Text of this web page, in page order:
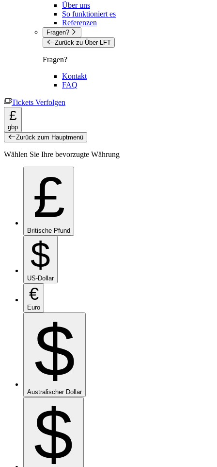
Über uns
So funktioniert es
Referenzen
Fragen?
Zurück zu Über LFT
Fragen?
Kontakt
FAQ
Tickets Verfolgen
£
gbp
Zurück zum Hauptmenü
Wählen Sie Ihre bevorzugte Währung
£
Britische Pfund
$
US-Dollar
€
Euro
$
Australischer Dollar
$